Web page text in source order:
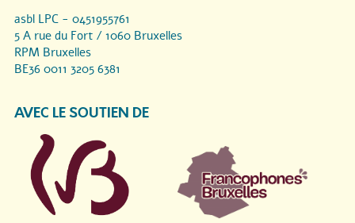
asbl LPC - 0451955761
5 A rue du Fort / 1060 Bruxelles
RPM Bruxelles
BE36 0011 3205 6381
AVEC LE SOUTIEN DE